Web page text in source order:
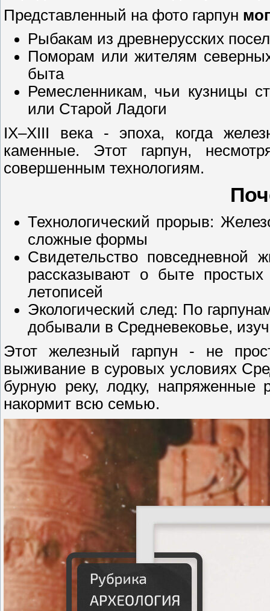
Представленный на фото гарпун
Рыбакам из древнерусских
Поморам или жителям
быта
Ремесленникам, чьи кузницы
или Старой Ладоги
IX–XIII века - эпоха, когда
каменные. Этот гарпун,
совершенным технологиям.
Технологический прорыв:
сложные формы
Свидетельство повседневной
рассказывают о быте
летописей
Экологический след: По
добывали в Средневековье,
Этот железный гарпун - не
выживание в суровых условиях
бурную реку, лодку, напряженные
накормит всю семью.